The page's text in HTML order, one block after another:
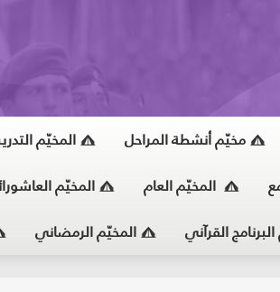
مخيّم أنشطة المراحل المخيّم
المخيّم العام المخيّم
القرآني المخيّم الرمضاني